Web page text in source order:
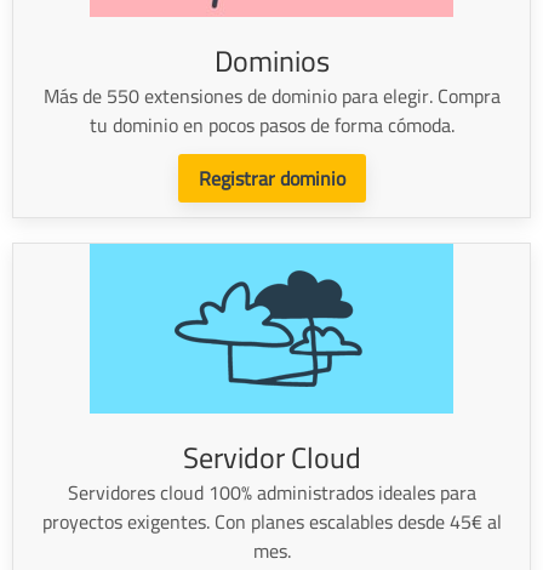
Dominios
Más de 550 extensiones de dominio para elegir. Compra
tu dominio en pocos pasos de forma cómoda.
Registrar dominio
Servidor Cloud
Servidores cloud 100% administrados ideales para
proyectos exigentes. Con planes escalables desde 45€ al
mes.